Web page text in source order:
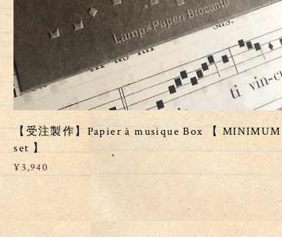
【受注製作】Papier à musique Box 【 MINIMUM
set 】
¥3,940